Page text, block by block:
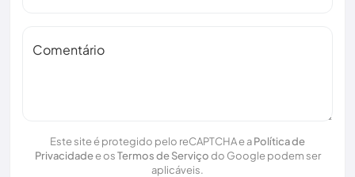
Comentário
Este site é protegido pelo reCAPTCHA e aPolítica de
Privacidadee osTermos de Serviçodo Google podem ser
aplicáveis.